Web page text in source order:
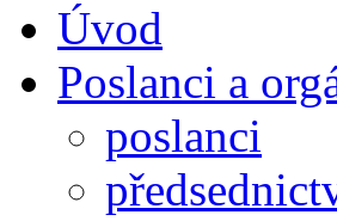
Úvod
Poslanci a
poslanci